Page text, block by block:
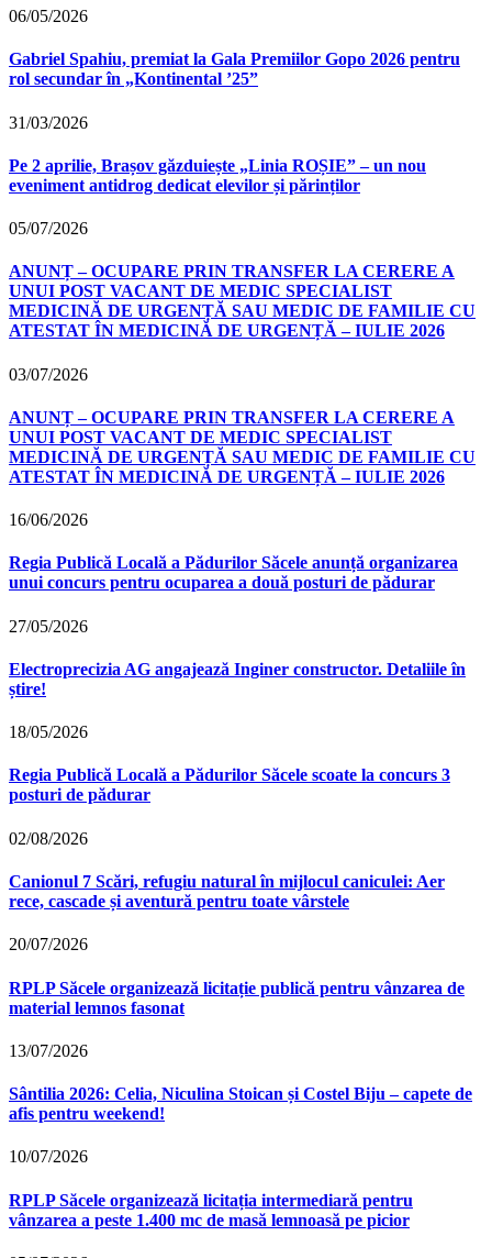
06/05/2026
Gabriel Spahiu, premiat la Gala Premiilor Gopo 2026 pentru
rol secundar în „Kontinental ’25”
31/03/2026
Pe 2 aprilie, Brașov găzduiește „Linia ROȘIE” – un nou
eveniment antidrog dedicat elevilor și părinților
05/07/2026
ANUNȚ – OCUPARE PRIN TRANSFER LA CERERE A
UNUI POST VACANT DE MEDIC SPECIALIST
MEDICINĂ DE URGENȚĂ SAU MEDIC DE FAMILIE CU
ATESTAT ÎN MEDICINĂ DE URGENȚĂ – IULIE 2026
03/07/2026
ANUNȚ – OCUPARE PRIN TRANSFER LA CERERE A
UNUI POST VACANT DE MEDIC SPECIALIST
MEDICINĂ DE URGENȚĂ SAU MEDIC DE FAMILIE CU
ATESTAT ÎN MEDICINĂ DE URGENȚĂ – IULIE 2026
16/06/2026
Regia Publică Locală a Pădurilor Săcele anunță organizarea
unui concurs pentru ocuparea a două posturi de pădurar
27/05/2026
Electroprecizia AG angajează Inginer constructor. Detaliile în
știre!
18/05/2026
Regia Publică Locală a Pădurilor Săcele scoate la concurs 3
posturi de pădurar
02/08/2026
Canionul 7 Scări, refugiu natural în mijlocul caniculei: Aer
rece, cascade și aventură pentru toate vârstele
20/07/2026
RPLP Săcele organizează licitație publică pentru vânzarea de
material lemnos fasonat
13/07/2026
Sântilia 2026: Celia, Niculina Stoican și Costel Biju – capete de
afis pentru weekend!
10/07/2026
RPLP Săcele organizează licitația intermediară pentru
vânzarea a peste 1.400 mc de masă lemnoasă pe picior